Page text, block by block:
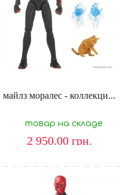
майлз моралес - коллекци...
товар на складе
2 950.00 грн.